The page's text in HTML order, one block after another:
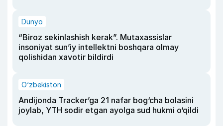
Dunyo
“Biroz sekinlashish kerak”. Mutaxassislar
insoniyat sun’iy intellektni boshqara olmay
qolishidan xavotir bildirdi
O‘zbekiston
Andijonda Tracker’ga 21 nafar bog‘cha bolasini
joylab, YTH sodir etgan ayolga sud hukmi o‘qildi